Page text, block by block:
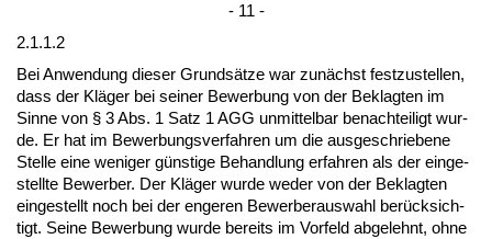
- 11 -
2.1.1.2
Bei An­wen­dung die­ser Grundsätze war zunächst fest­zu­stel­len,
dass der Kläger bei sei­ner Be­wer­bung von der Be­klag­ten im
Sin­ne von § 3 Abs. 1 Satz 1 AGG un­mit­tel­bar be­nach­tei­ligt wur­
de. Er hat im Be­wer­bungs­ver­fah­ren um die aus­ge­schrie­be­ne
Stel­le ei­ne we­ni­ger güns­ti­ge Be­hand­lung er­fah­ren als der ein­ge­
stell­te Be­wer­ber. Der Kläger wur­de we­der von der Be­klag­ten
ein­ge­stellt noch bei der en­ge­ren Be­wer­be­r­aus­wahl berück­sich­
tigt. Sei­ne Be­wer­bung wur­de be­reits im Vor­feld ab­ge­lehnt, oh­ne